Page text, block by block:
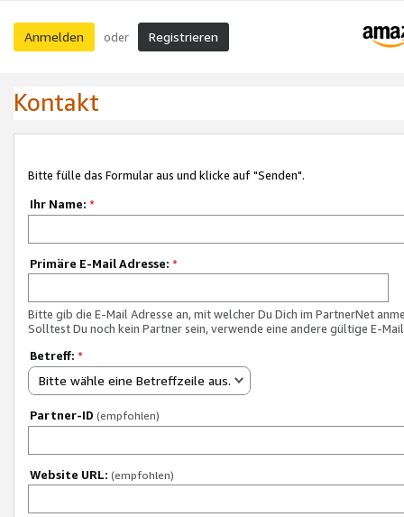
Anmelden oder Registrieren
Kontakt
Bitte fülle das Formular aus und klicke auf "Senden".
Ihr Name: *
Primäre E-Mail Adresse: *
Bitte gib die E-Mail Adresse an, mit welcher Du Dich im PartnerNet
Solltest Du noch kein Partner sein, verwende eine andere gültige E-
Betreff: *
Bitte wähle eine Betreffzeile aus.
Partner-ID (empfohlen)
Website URL: (empfohlen)